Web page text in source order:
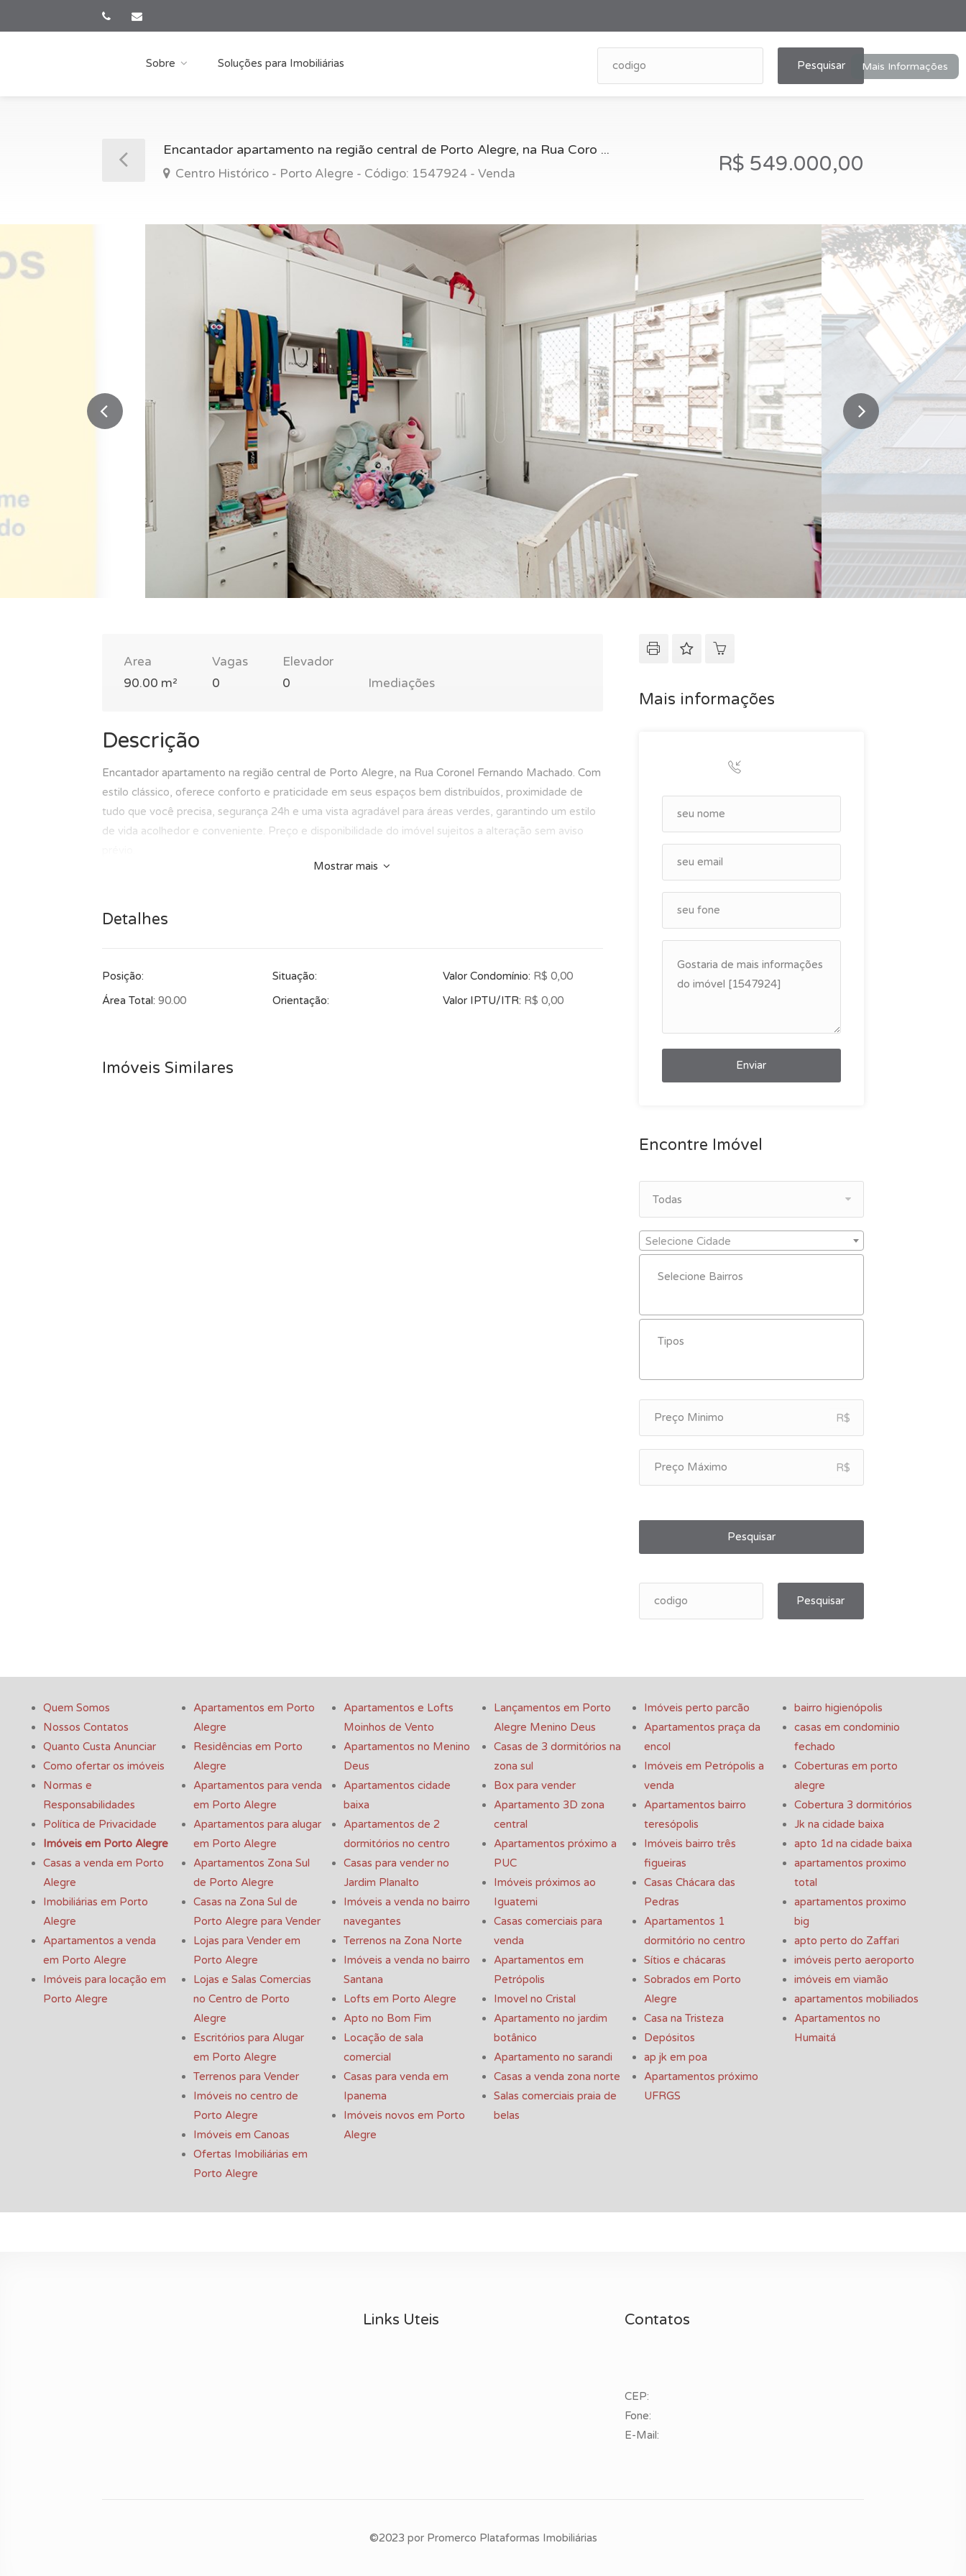
Sobre Soluções para Imobiliárias Pesquisar
Encantador apartamento na região central de Porto Alegre, na Rua Coro ...
Centro Histórico - Porto Alegre - Código: 1547924 - Venda R$ 549.000,00
Area
90.00 m²
Vagas
0
Elevador
0
Imediações
Descrição
Encantador apartamento na região central de Porto Alegre, na Rua Coronel Fernando Machado. Com
estilo clássico, oferece conforto e praticidade em seus espaços bem distribuídos, proximidade de
tudo que você precisa, segurança 24h e uma vista agradável para áreas verdes, garantindo um estilo
de vida acolhedor e conveniente. Preço e disponibilidade do imóvel sujeitos a alteração sem aviso
Mostrar mais
Detalhes
Posição:
Área Total: 90.00
Situação:
Orientação:
Valor Condomínio: R$ 0,00
Valor IPTU/ITR: R$ 0,00
Imóveis Similares
Mais informações
Enviar
Encontre Imóvel
Todas
Selecione Cidade
R$
R$
Pesquisar
Pesquisar
Quem Somos
Nossos Contatos
Quanto Custa Anunciar
Como ofertar os imóveis
Normas e
Responsabilidades
Política de Privacidade
Imóveis em Porto Alegre
Casas a venda em Porto
Alegre
Imobiliárias em Porto
Alegre
Apartamentos a venda
em Porto Alegre
Imóveis para locação em
Porto Alegre
Apartamentos em Porto
Alegre
Residências em Porto
Alegre
Apartamentos para venda
em Porto Alegre
Apartamentos para alugar
em Porto Alegre
Apartamentos Zona Sul
de Porto Alegre
Casas na Zona Sul de
Porto Alegre para Vender
Lojas para Vender em
Porto Alegre
Lojas e Salas Comercias
no Centro de Porto
Alegre
Escritórios para Alugar
em Porto Alegre
Terrenos para Vender
Imóveis no centro de
Porto Alegre
Imóveis em Canoas
Ofertas Imobiliárias em
Porto Alegre
Apartamentos e Lofts
Moinhos de Vento
Apartamentos no Menino
Deus
Apartamentos cidade
baixa
Apartamentos de 2
dormitórios no centro
Casas para vender no
Jardim Planalto
Imóveis a venda no bairro
navegantes
Terrenos na Zona Norte
Imóveis a venda no bairro
Santana
Lofts em Porto Alegre
Apto no Bom Fim
Locação de sala
comercial
Casas para venda em
Ipanema
Imóveis novos em Porto
Alegre
Lançamentos em Porto
Alegre Menino Deus
Casas de 3 dormitórios na
zona sul
Box para vender
Apartamento 3D zona
central
Apartamentos próximo a
PUC
Imóveis próximos ao
Iguatemi
Casas comerciais para
venda
Apartamentos em
Petrópolis
Imovel no Cristal
Apartamento no jardim
botânico
Apartamento no sarandi
Casas a venda zona norte
Salas comerciais praia de
belas
Imóveis perto parcão
Apartamentos praça da
encol
Imóveis em Petrópolis a
venda
Apartamentos bairro
teresópolis
Imóveis bairro três
figueiras
Casas Chácara das
Pedras
Apartamentos 1
dormitório no centro
Sítios e chácaras
Sobrados em Porto
Alegre
Casa na Tristeza
Depósitos
ap jk em poa
Apartamentos próximo
UFRGS
bairro higienópolis
casas em condominio
fechado
Coberturas em porto
alegre
Cobertura 3 dormitórios
Jk na cidade baixa
apto 1d na cidade baixa
apartamentos proximo
total
apartamentos proximo
big
apto perto do Zaffari
imóveis perto aeroporto
imóveis em viamão
apartamentos mobiliados
Apartamentos no
Humaitá
Links Uteis Contatos
CEP:
Fone:
E-Mail:
©2023 por Promerco Plataformas Imobiliárias
Mais Informações